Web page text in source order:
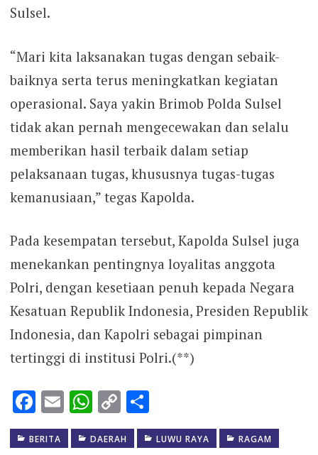
Sulsel.
“Mari kita laksanakan tugas dengan sebaik-
baiknya serta terus meningkatkan kegiatan
operasional. Saya yakin Brimob Polda Sulsel
tidak akan pernah mengecewakan dan selalu
memberikan hasil terbaik dalam setiap
pelaksanaan tugas, khususnya tugas-tugas
kemanusiaan,” tegas Kapolda.
Pada kesempatan tersebut, Kapolda Sulsel juga
menekankan pentingnya loyalitas anggota
Polri, dengan kesetiaan penuh kepada Negara
Kesatuan Republik Indonesia, Presiden Republik
Indonesia, dan Kapolri sebagai pimpinan
tertinggi di institusi Polri.(**)
Facebook
EmailWhatsApp
Copy
Link
Share
BERITA DAERAH LUWU RAYA RAGAM